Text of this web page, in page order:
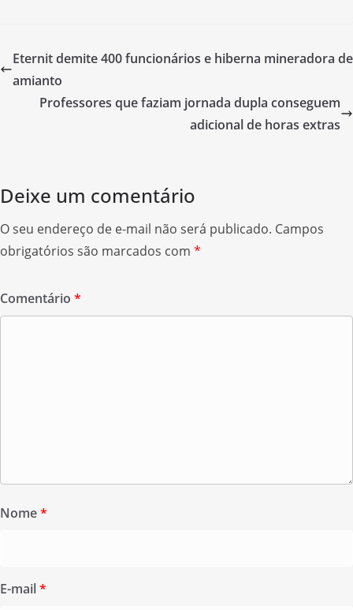
e
b
o
er e
Eternit demite 400 funcionários e hiberna mineradora de
amianto
Professores que faziam jornada dupla conseguem
adicional de horas extras
Deixe um comentário
O seu endereço de e-mail não será publicado. Campos
obrigatórios são marcados com *
Comentário *
Nome*
E-mail*